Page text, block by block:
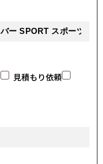
見積もり依頼